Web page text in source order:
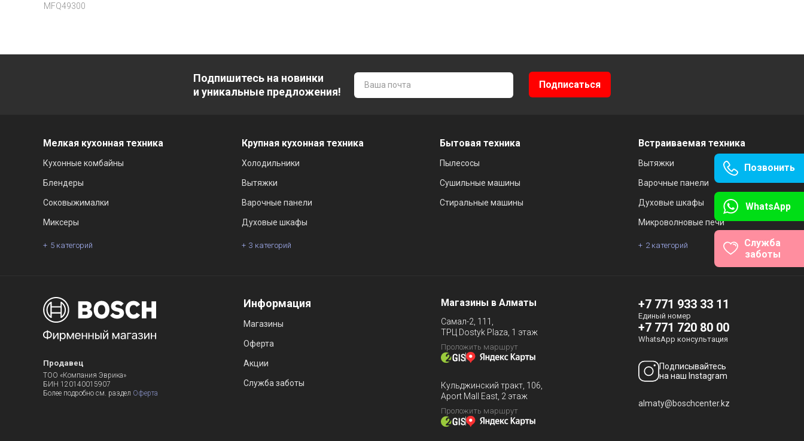
MFQ49300
Подпишитесь на новинки
и уникальные предложения!
Мелкая кухонная техника
Кухонные комбайны
Блендеры
Соковыжималки
Миксеры
5 категорий
Крупная кухонная техника
Холодильники
Вытяжки
Варочные панели
Духовые шкафы
3 категорий
Бытовая техника
Пылесосы
Сушильные машины
Стиральные машины
Встраиваемая техника
Вытяжки
Варочные панели
Духовые шкафы
Микроволновые печи
2 категорий
Продавец
ТОО «Компания Эврика»
БИН 120140015907
Более подробно см. раздел Оферта
Информация
Магазины
Оферта
Акции
Служба заботы
Магазины в Алматы
Самал-2, 111,
ТРЦ Dostyk Plaza, 1 этаж
Проложить маршрут
Кульджинский тракт, 106,
Aport Mall East, 2 этаж
Проложить маршрут
+7 771 933 33 11
Единый номер
+7 771 720 80 00
WhatsApp консультация
Подписывайтесь
на наш Instagram
almaty@boschcenter.kz
Позвонить
WhatsApp
Служба
заботы